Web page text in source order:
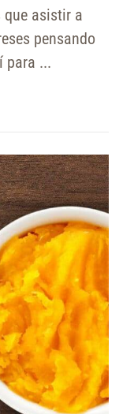
que asistir a
pensando
para ...